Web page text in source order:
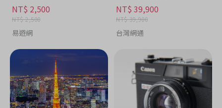
NT$ 2,500
NT$ 2,500
易遊網
NT$ 39,900
NT$ 39,900
台灣網通